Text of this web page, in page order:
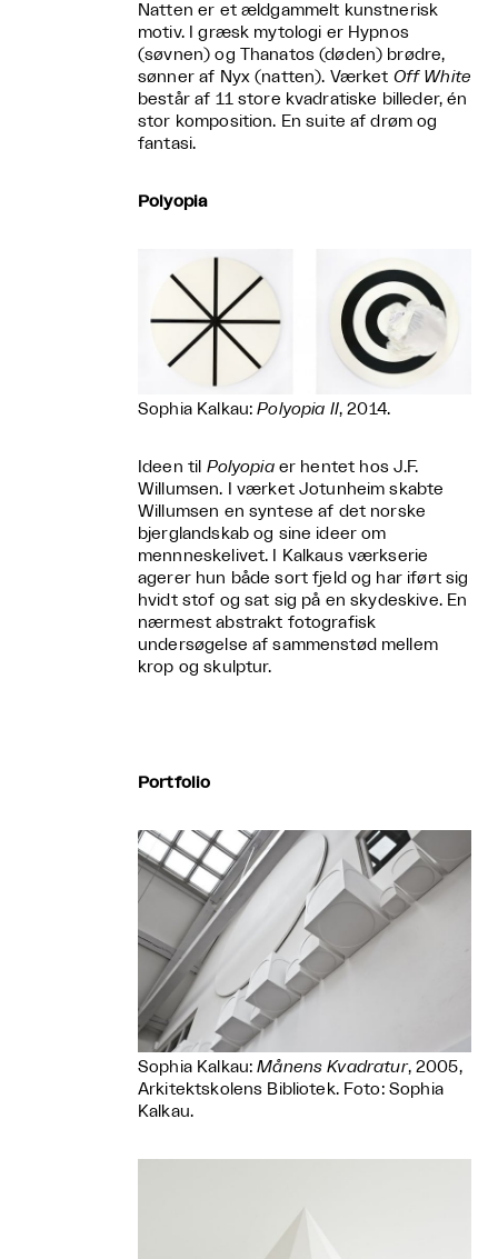
Natten er et ældgammelt kunstnerisk
motiv. I græsk mytologi er Hypnos
(søvnen) og Thanatos (døden) brødre,
sønner af Nyx (natten). Værket Off White
består af 11 store kvadratiske billeder, én
stor komposition. En suite af drøm og
fantasi.
Polyopia
Sophia Kalkau:Polyopia II, 2014.
Ideen til Polyopiaer hentet hos J.F.
Willumsen. I værket Jotunheim skabte
Willumsen en syntese af det norske
bjerglandskab og sine ideer om
mennneskelivet. I Kalkaus værkserie
agerer hun både sort fjeld og har iført sig
hvidt stof og sat sig på en skydeskive. En
nærmest abstrakt fotografisk
undersøgelse af sammenstød mellem
krop og skulptur.
Portfolio
Sophia Kalkau:Månens Kvadratur, 2005,
Arkitektskolens Bibliotek. Foto: Sophia
Kalkau.